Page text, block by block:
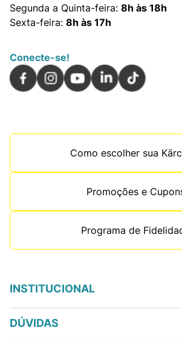
Segunda a Quinta-feira: 8h às 18h
Sexta-feira: 8h às 17h
Conecte-se!
Como escolher sua
Promoções e
Programa de
INSTITUCIONAL
DÚVIDAS